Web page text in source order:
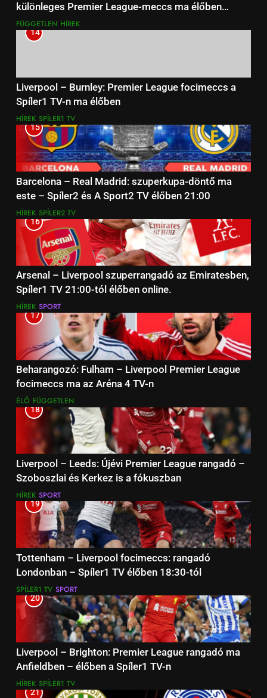
különleges Premier League-meccs ma élőben
Spíler1 TV-n
FÜGGETLEN HÍREK
14
Liverpool – Burnley: Premier League focimeccs a
Spíler1 TV-n ma élőben
HÍREK SPÍLER1 TV
15
Barcelona – Real Madrid: szuperkupa-döntő ma
este – Spíler2 és A Sport2 TV élőben 21:00
HÍREK SPÍLER2 TV
16
Arsenal – Liverpool szuperrangadó az Emiratesben,
Spíler1 TV 21:00-tól élőben online.
HÍREK SPORT
17
Beharangozó: Fulham – Liverpool Premier League
focimeccs ma az Aréna 4 TV-n
ÉLŐ FÜGGETLEN
18
Liverpool – Leeds: Újévi Premier League rangadó –
Szoboszlai és Kerkez is a fókuszban
HÍREK SPORT
19
Tottenham – Liverpool focimeccs: rangadó
Londonban – Spíler1 TV élőben 18:30-tól
SPÍLER1 TV SPORT
20
Liverpool – Brighton: Premier League rangadó ma
Anfieldben – élőben a Spíler1 TV-n
HÍREK SPÍLER1 TV
21